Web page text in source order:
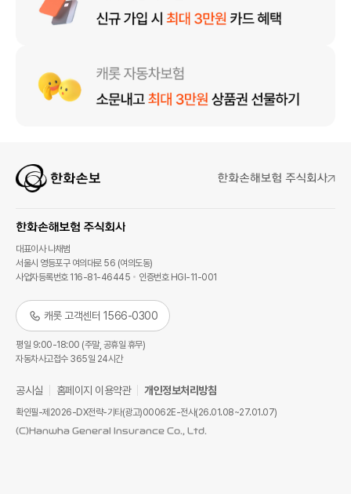
대표이사 나채범
서울시 영등포구 여의대로 56 (여의도동)
사업자등록번호 116-81-46445
인증번호 HGI-11-001
캐롯 고객센터 1566-0300
평일 9:00-18:00 (주말, 공휴일 휴무)
자동차사고접수 365일 24시간
공시실 홈페이지 이용약관 개인정보처리방침
확인필-제2026-DX전략-기타(광고)00062E-전사(26.01.08~27.01.07)
(C)Hanwha General Insurance Co., Ltd.